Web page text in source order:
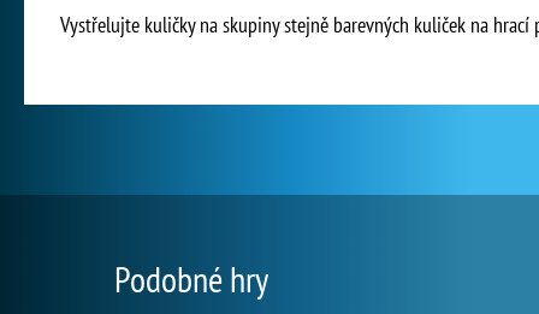
Vystřelujte kuličky na skupiny stejně barevných kuliček na
Podobné hry